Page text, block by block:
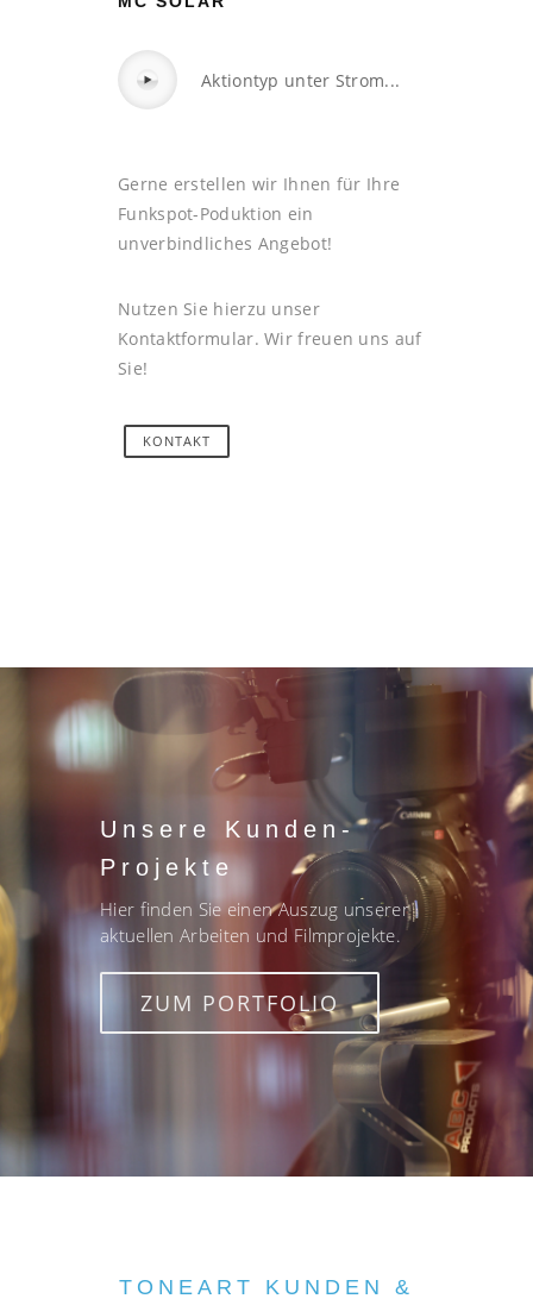
Aktiontyp unter Strom...
Gerne erstellen wir Ihnen für Ihre
Funkspot-Poduktion ein
unverbindliches Angebot!
Nutzen Sie hierzu unser
Kontaktformular. Wir freuen uns auf
Sie!
KONTAKT
Unsere Kunden-
Projekte
Hier finden Sie einen Auszug unserer
aktuellen Arbeiten und Filmprojekte.
ZUM PORTFOLIO
TONEART KUNDEN &